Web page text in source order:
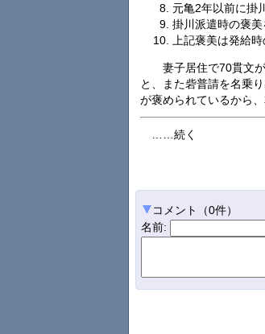
元亀2年以前に掛
掛川派遣時の褒
上記褒美は発給
妻子居住で70貫文
と、また砦普請を名乗
が褒められているから
……続く
コメント （0件）
名前: